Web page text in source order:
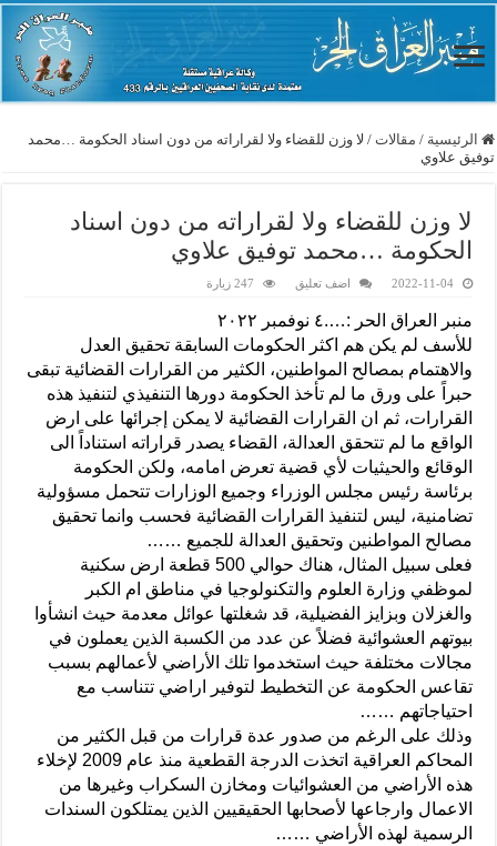
الرئيسية / مقالات / لا وزن للقضاء ولا لقراراته من دون اسناد الحكومة …محمد
توفيق علاوي
لا وزن للقضاء ولا لقراراته من دون اسناد
الحكومة …محمد توفيق علاوي
2022-11-04 اضف تعليق 247 زيارة
منبر العراق الحر :….٤ نوفمبر ٢٠٢٢
للأسف لم يكن هم اكثر الحكومات السابقة تحقيق العدل
والاهتمام بمصالح المواطنين، الكثير من القرارات القضائية تبقى
حبراً على ورق ما لم تأخذ الحكومة دورها التنفيذي لتنفيذ هذه
القرارات، ثم ان القرارات القضائية لا يمكن إجرائها على ارض
الواقع ما لم تتحقق العدالة، القضاء يصدر قراراته استناداً الى
الوقائع والحيثيات لأي قضية تعرض امامه، ولكن الحكومة
برئاسة رئيس مجلس الوزراء وجميع الوزارات تتحمل مسؤولية
تضامنية، ليس لتنفيذ القرارات القضائية فحسب وانما تحقيق
مصالح المواطنين وتحقيق العدالة للجميع ……
فعلى سبيل المثال، هناك حوالي 500 قطعة ارض سكنية
لموظفي وزارة العلوم والتكنولوجيا في مناطق ام الكبر
والغزلان وبزايز الفضيلية، قد شغلتها عوائل معدمة حيث انشأوا
بيوتهم العشوائية فضلاً عن عدد من الكسبة الذين يعملون في
مجالات مختلفة حيث استخدموا تلك الأراضي لأعمالهم بسبب
تقاعس الحكومة عن التخطيط لتوفير اراضي تتناسب مع
احتياجاتهم ……
وذلك على الرغم من صدور عدة قرارات من قبل الكثير من
المحاكم العراقية اتخذت الدرجة القطعية منذ عام 2009 لإخلاء
هذه الأراضي من العشوائيات ومخازن السكراب وغيرها من
الاعمال وارجاعها لأصحابها الحقيقيين الذين يمتلكون السندات
الرسمية لهذه الأراضي ……